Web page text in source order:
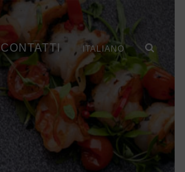
CONTATTI ITALIANO